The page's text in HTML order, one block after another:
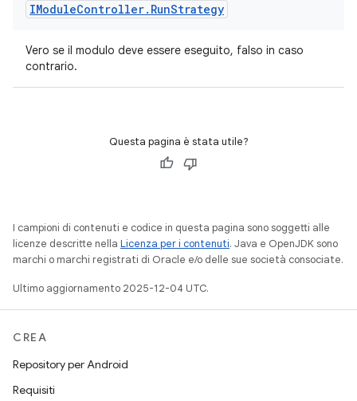
IModuleController. RunStrategy
Vero se il modulo deve essere eseguito, falso in caso
contrario.
Questa pagina è stata utile?
I campioni di contenuti e codice in questa pagina sono soggetti alle
licenze descritte nella Licenza per i contenuti. Java e OpenJDK sono
marchi o marchi registrati di Oracle e/o delle sue società consociate.
Ultimo aggiornamento 2025-12-04 UTC.
CREA
Repository per Android
Requisiti